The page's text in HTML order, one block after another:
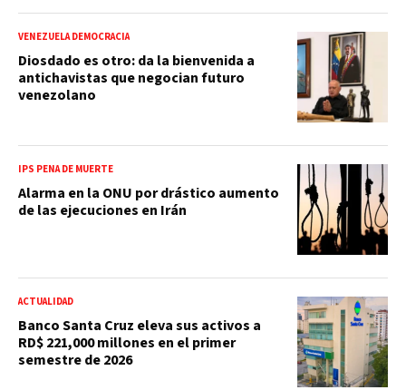
VENEZUELA DEMOCRACIA
Diosdado es otro: da la bienvenida a
antichavistas que negocian futuro
venezolano
IPS PENA DE MUERTE
Alarma en la ONU por drástico aumento
de las ejecuciones en Irán
ACTUALIDAD
Banco Santa Cruz eleva sus activos a
RD$ 221,000 millones en el primer
semestre de 2026